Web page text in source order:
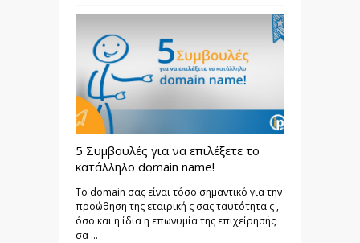
5 Συμβουλές για να επιλέξετε το
κατάλληλο domain name!
Το domain σας είναι τόσο σημαντικό για την
προώθηση της εταιρική ς σας ταυτότητα ς ,
όσο και η ίδια η επωνυμία της επιχείρησής
σα ...